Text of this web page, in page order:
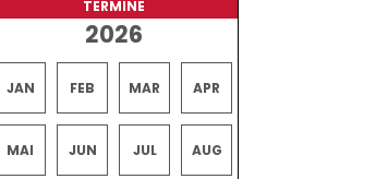
TERMINE
2026
JAN FEB MAR APR
MAI JUN JUL AUG